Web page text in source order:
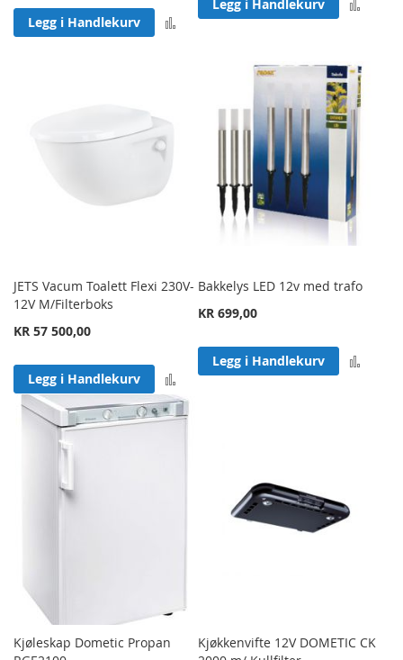
Legg i Handlekurv Legg til sammenligning
Legg i Handlekurv
JETS Vacum Toalett Flexi 230V-
12V M/Filterboks
KR 57 500,00
Legg i Handlekurv Legg til sammenligning
Bakkelys LED 12v med trafo
KR 699,00
Legg i Handlekurv
Kjøleskap Dometic Propan
Kjøkkenvifte 12V DOMETIC CK